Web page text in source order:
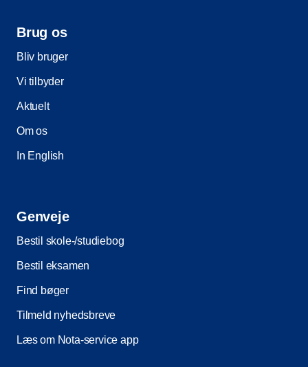
Brug os
Bliv bruger
Vi tilbyder
Aktuelt
Om os
In English
Genveje
Bestil skole-/studiebog
Bestil eksamen
Find bøger
Tilmeld nyhedsbreve
Læs om Nota-service app